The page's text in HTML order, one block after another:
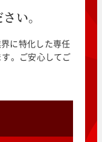
い。
に特化した専任
。ご安心してご